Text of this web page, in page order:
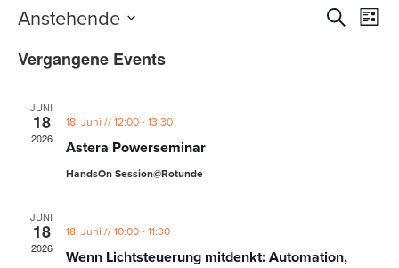
Events
SucheEvent
Liste
Anstehende
wählen.
Vergangene Events
JUNI
18
2026
18. Juni // 12:00-13:30
Astera Powerseminar
HandsOn Session@Rotunde
JUNI
18
2026
18. Juni // 10:00-11:30
Wenn Lichtsteuerung mitdenkt: Automation,